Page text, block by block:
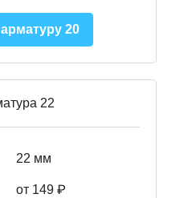
20
22
22 мм
от 149 ₽